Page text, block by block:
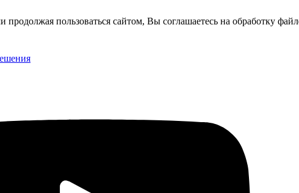
пользоваться сайтом, Вы соглашаетесь на обработку